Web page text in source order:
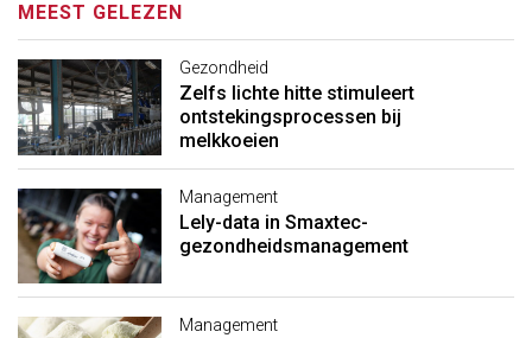
MEEST GELEZEN
Gezondheid
Zelfs lichte hitte stimuleert
ontstekingsprocessen bij
melkkoeien
Management
Lely-data in Smaxtec-
gezondheidsmanagement
Management